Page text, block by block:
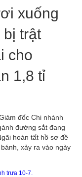
xuống
trật
cho
1,8 tỉ
đốc Chi nhánh
đường sắt đang
hoàn tất hồ sơ đề
xảy ra vào ngày